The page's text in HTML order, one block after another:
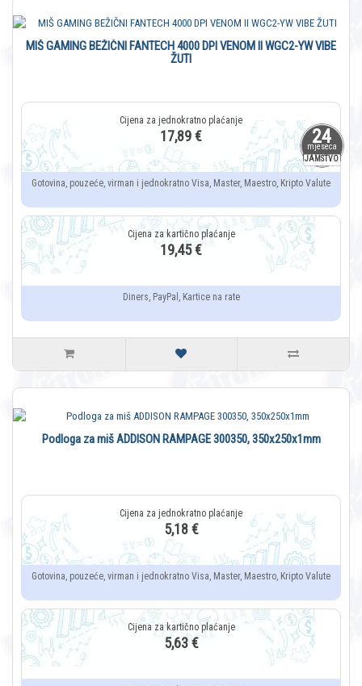
24
mjeseca
JAMSTVO
MIŠ GAMING BEŽIČNI FANTECH 4000 DPI VENOM II WGC2-YW VIBE
ŽUTI
17,89 €
Gotovina, pouzeće, virman i jednokratno Visa, Master, Maestro, Kripto Valute
19,45 €
Diners, PayPal, Kartice na rate
Podloga za miš ADDISON RAMPAGE 300350, 350x250x1mm
5,18 €
Gotovina, pouzeće, virman i jednokratno Visa, Master, Maestro, Kripto Valute
5,63 €